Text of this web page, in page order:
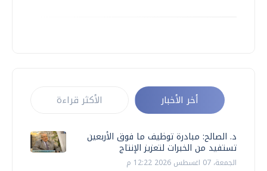
أخر الأخبار الأكثر قراءة
د. الصالح: مبادرة توظيف ما فوق الأربعين
تستفيد من الخبرات لتعزيز الإنتاج
الجمعة، 07 اغسطس 2026 12:22 م